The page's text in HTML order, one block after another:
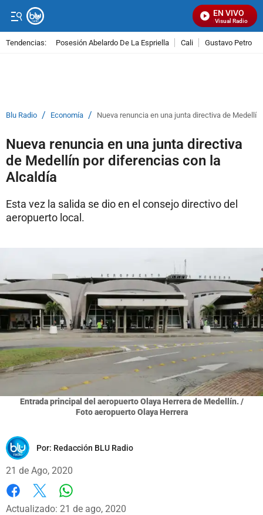
EN VIVO
Señal Visual Radio
Tendencias: Posesión Abelardo De La Espriella Cali Gustavo Petro
Blu Radio / Economía / Nueva renuncia en una junta directiva de
Nueva renuncia en una junta directiva
de Medellín por diferencias con la
Alcaldía
Esta vez la salida se dio en el consejo directivo del
aeropuerto local.
Entrada principal del aeropuerto Olaya Herrera de Medellín. /
Foto aeropuerto Olaya Herrera
Por: Redacción BLU Radio
21 de Ago, 2020
Facebook
X
Actualizado: 21 de ago, 2020